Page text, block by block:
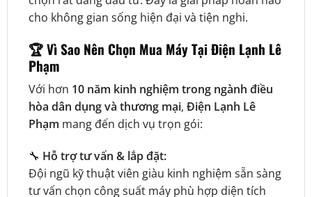
cho không gian sống hiện đại và tiện nghi.
🏆Vì Sao Nên Chọn Mua Máy Tại Điện Lạnh Lê
Phạm
Với hơn 10 năm kinh nghiệm trong ngành điều
hòa dân dụng và thương mại, Điện Lạnh Lê
Phạm mang đến dịch vụ trọn gói:
🔧 Hỗ trợ tư vấn & lắp đặt:
Đội ngũ kỹ thuật viên giàu kinh nghiệm sẵn sàng
tư vấn chọn công suất máy phù hợp diện tích